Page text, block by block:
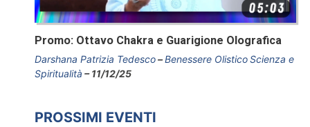
Promo: Ottavo Chakra e Guarigione Olografica
Darshana Patrizia Tedesco Benessere OlisticoScienza e
Spiritualità
11/12/25
PROSSIMI EVENTI